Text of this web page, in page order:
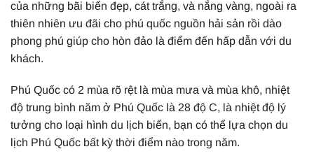
của những bãi biển đẹp, cát trắng, và nắng vàng, ngoài ra
thiên nhiên ưu đãi cho phú quốc nguồn hải sản rồi dào
phong phú giúp cho hòn đảo là điểm đến hấp dẫn với du
khách.
Phú Quốc có 2 mùa rõ rệt là mùa mưa và mùa khô, nhiệt
độ trung bình năm ở Phú Quốc là 28 độ C, là nhiệt độ lý
tưởng cho loại hình du lịch biển, bạn có thể lựa chọn du
lịch Phú Quốc bất kỳ thời điểm nào trong năm.